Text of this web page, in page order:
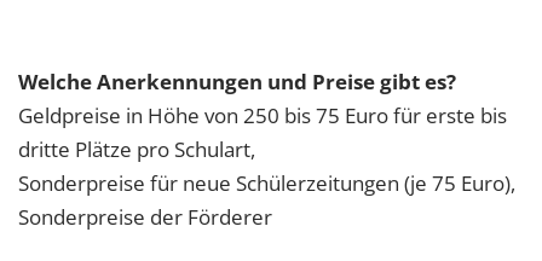
Welche Anerkennungen und Preise gibt es?
Geldpreise in Höhe von 250 bis 75 Euro für erste bis
dritte Plätze pro Schulart,
Sonderpreise für neue Schülerzeitungen (je 75 Euro),
Sonderpreise der Förderer